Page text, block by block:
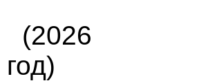
(2026
год)